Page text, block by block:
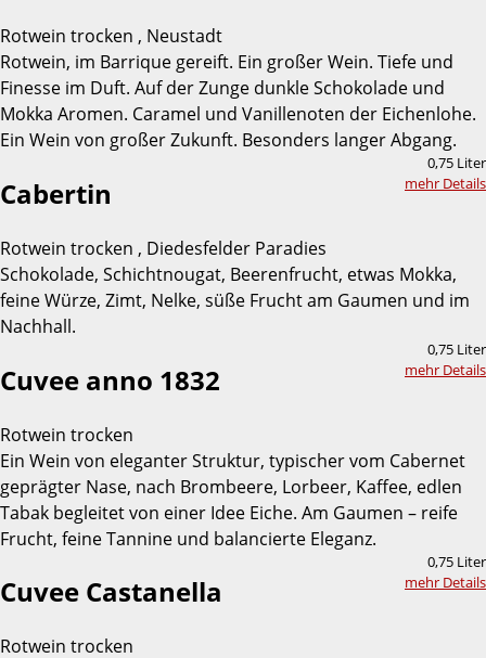
Rotwein trocken , Neustadt
Rotwein, im Barrique gereift. Ein großer Wein. Tiefe und
Finesse im Duft. Auf der Zunge dunkle Schokolade und
Mokka Aromen. Caramel und Vanillenoten der Eichenlohe.
Ein Wein von großer Zukunft. Besonders langer Abgang.
0,75 Liter
mehr Details
Cabertin
Rotwein trocken , Diedesfelder Paradies
Schokolade, Schichtnougat, Beerenfrucht, etwas Mokka,
feine Würze, Zimt, Nelke, süße Frucht am Gaumen und im
Nachhall.
0,75 Liter
mehr Details
Cuvee anno 1832
Rotwein trocken
Ein Wein von eleganter Struktur, typischer vom Cabernet
geprägter Nase, nach Brombeere, Lorbeer, Kaffee, edlen
Tabak begleitet von einer Idee Eiche. Am Gaumen – reife
Frucht, feine Tannine und balancierte Eleganz.
0,75 Liter
mehr Details
Cuvee Castanella
Rotwein trocken